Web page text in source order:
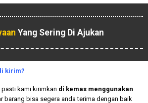
Yang Sering Di Ajukan
kirim?
kami kirimkan di kemas menggunakan
barang bisa segera anda terima dengan baik